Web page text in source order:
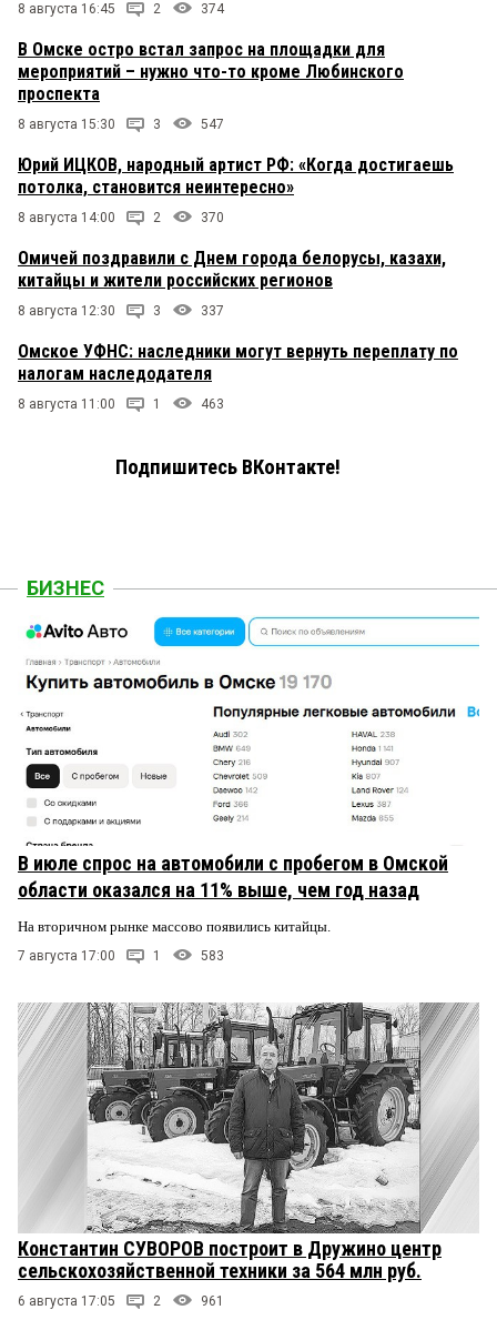
8 августа 16:45 2 374
В Омске остро встал запрос на площадки для
мероприятий – нужно что-то кроме Любинского
проспекта
8 августа 15:30 3 547
Юрий ИЦКОВ, народный артист РФ: «Когда достигаешь
потолка, становится неинтересно»
8 августа 14:00 2 370
Омичей поздравили с Днем города белорусы, казахи,
китайцы и жители российских регионов
8 августа 12:30 3 337
Омское УФНС: наследники могут вернуть переплату по
налогам наследодателя
8 августа 11:00 1 463
Подпишитесь ВКонтакте!
БИЗНЕС
В июле спрос на автомобили с пробегом в Омской
области оказался на 11% выше, чем год назад
На вторичном рынке массово появились китайцы.
7 августа 17:00 1 583
Константин СУВОРОВ построит в Дружино центр
сельскохозяйственной техники за 564 млн руб.
6 августа 17:05 2 961